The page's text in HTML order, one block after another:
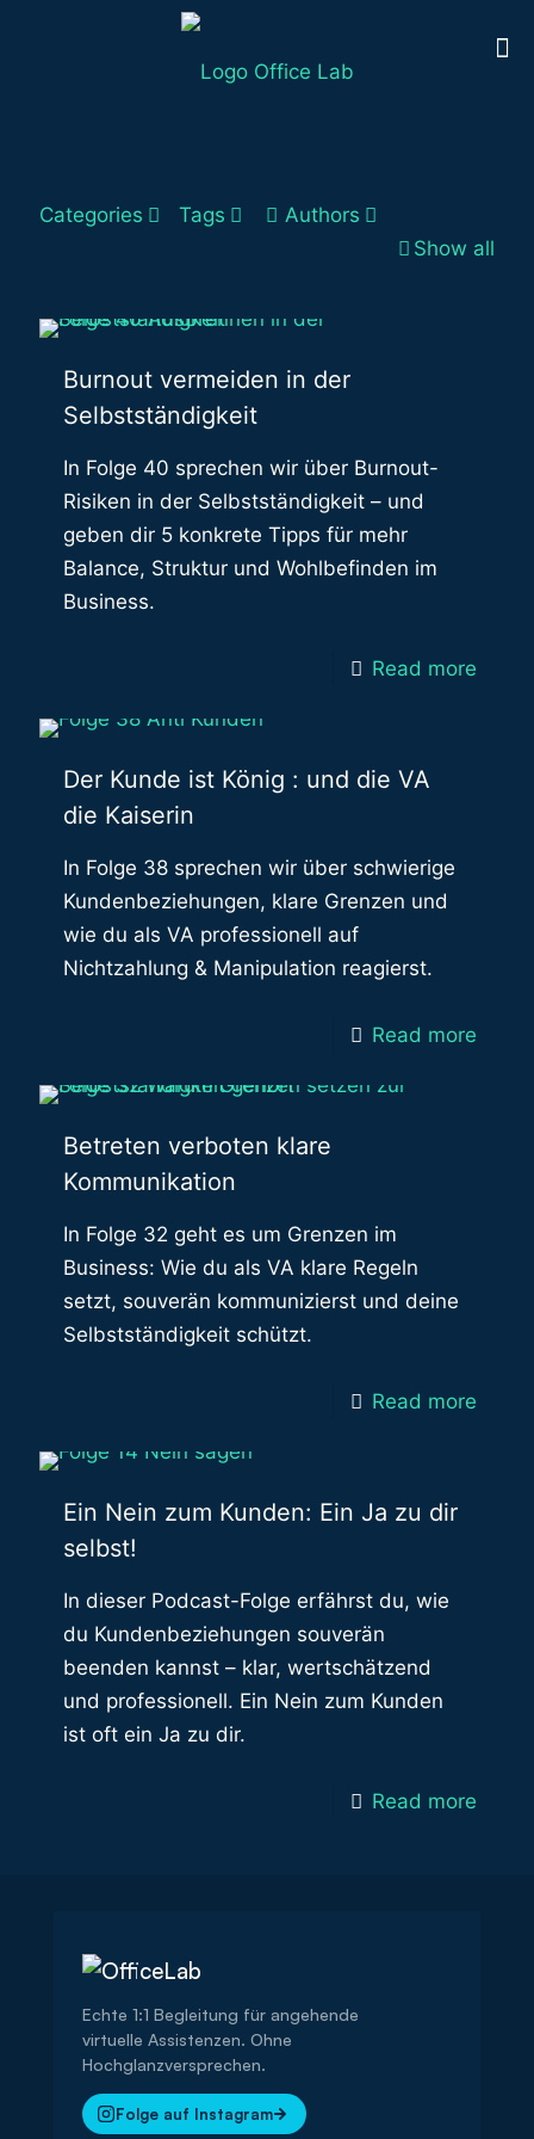
Categories Tags
Authors
Show all
Burnout vermeiden in der
Selbstständigkeit
In Folge 40 sprechen wir über Burnout-
Risiken in der Selbstständigkeit – und
geben dir 5 konkrete Tipps für mehr
Balance, Struktur und Wohlbefinden im
Business.
Read more
Der Kunde ist König : und die VA
die Kaiserin
In Folge 38 sprechen wir über schwierige
Kundenbeziehungen, klare Grenzen und
wie du als VA professionell auf
Nichtzahlung & Manipulation reagierst.
Read more
Betreten verboten klare
Kommunikation
In Folge 32 geht es um Grenzen im
Business: Wie du als VA klare Regeln
setzt, souverän kommunizierst und deine
Selbstständigkeit schützt.
Read more
Ein Nein zum Kunden: Ein Ja zu dir
selbst!
In dieser Podcast-Folge erfährst du, wie
du Kundenbeziehungen souverän
beenden kannst – klar, wertschätzend
und professionell. Ein Nein zum Kunden
ist oft ein Ja zu dir.
Read more
Echte 1:1 Begleitung für angehende
virtuelle Assistenzen. Ohne
Hochglanzversprechen.
Folge auf Instagram